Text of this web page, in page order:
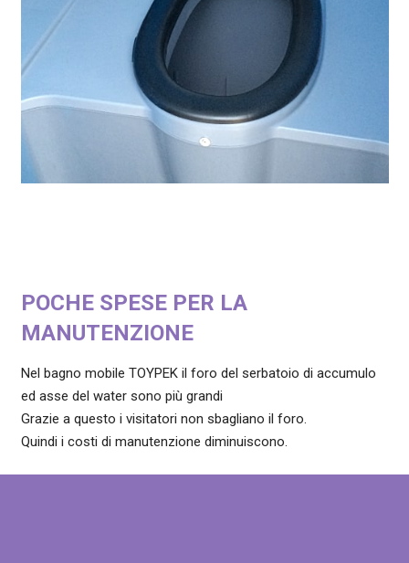
POCHE SPESE PER LA
MANUTENZIONE
Nel bagno mobile TOYPEK il foro del serbatoio di accumulo
ed asse del water sono più grandi
Grazie a questo i visitatori non sbagliano il foro.
Quindi i costi di manutenzione diminuiscono.